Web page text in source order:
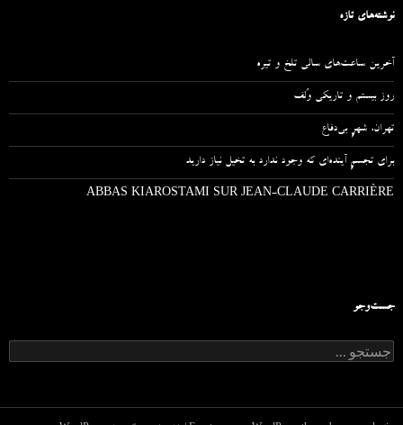
نوشته‌های تازه
آخرین ساعت‌های سالی تلخ و تیره
روز بیستم و تاریکی وُلف
تهران، شهرِ بی‌دفاع
برای تجسمِ آینده‌ای که وجود ندارد به تخیل نیاز دارید
ABBAS KIAROSTAMI SUR JEAN-CLAUDE CARRIÈRE
جست‌وجو
س